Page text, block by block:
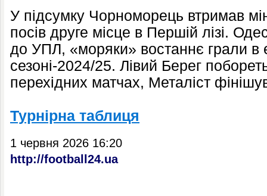
У підсумку Чорноморець втримав
посів друге місце в Першій лізі.
до УПЛ, «моряки» востаннє грали в
сезоні-2024/25. Лівий Берег
перехідних матчах, Металіст
Турнірна таблиця
1 червня 2026 16:20
http://football24.ua